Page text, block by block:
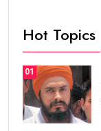
Hot Topics
01